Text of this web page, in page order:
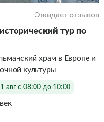
Ожидает отзывов
тур по
храм в Европе и
культуры
авг с 08:00 до 10:00